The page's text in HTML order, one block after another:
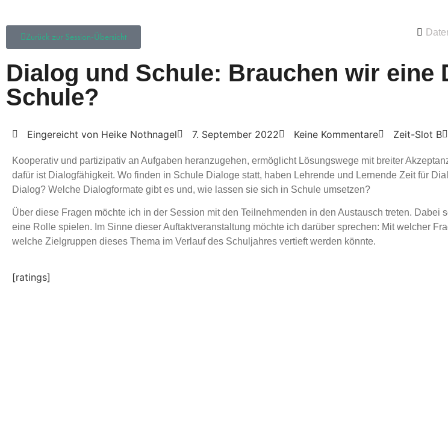
Zurück zur Session-Übersicht
Dialog und Schule: Brauchen wir eine
Schule?
Eingereicht von Heike Nothnagel 7. September 2022 Keine Kommentare Zeit-Slot B
Kooperativ und partizipativ an Aufgaben heranzugehen, ermöglicht Lösungswege mit breiter
dafür ist Dialogfähigkeit. Wo finden in Schule Dialoge statt, haben Lehrende und Lernende Zeit für
Dialog? Welche Dialogformate gibt es und, wie lassen sie sich in Schule umsetzen?
Über diese Fragen möchte ich in der Session mit den Teilnehmenden in den Austausch treten.
eine Rolle spielen. Im Sinne dieser Auftaktveranstaltung möchte ich darüber sprechen: Mit welcher
welche Zielgruppen dieses Thema im Verlauf des Schuljahres vertieft werden könnte.
[ratings]